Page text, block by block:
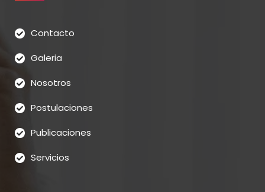
Contacto
Galeria
Nosotros
Postulaciones
Publicaciones
Servicios